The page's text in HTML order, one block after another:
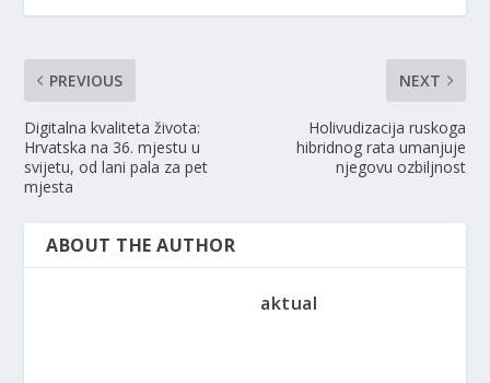
PREVIOUS
Digitalna kvaliteta života:
Hrvatska na 36. mjestu u
svijetu, od lani pala za pet
mjesta
NEXT
Holivudizacija ruskoga
hibridnog rata umanjuje
njegovu ozbiljnost
ABOUT THE AUTHOR
aktual